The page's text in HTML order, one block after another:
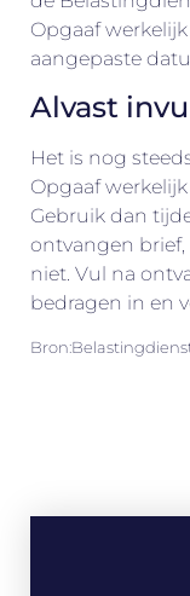
Opgaaf
aangepaste
Alvast
Het is nog
Opgaaf
Gebruik dan
ontvangen
niet. Vul na
bedragen in en